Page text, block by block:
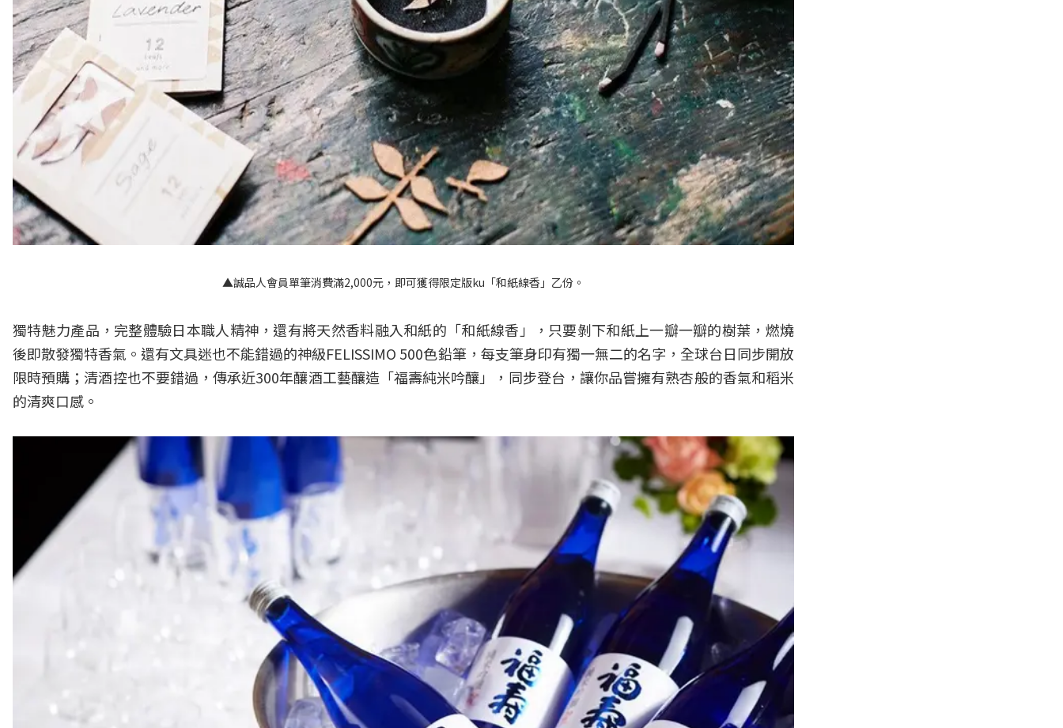
▲誠品人會員單筆消費滿2,000元，即可獲得限定版ku「和紙線香」乙份。
獨特魅力產品，完整體驗日本職人精神，還有將天然香料融入和紙的「和紙線香」，只要剝下和紙上一瓣一瓣的樹葉，燃燒
後即散發獨特香氣。還有文具迷也不能錯過的神級FELISSIMO 500色鉛筆，每支筆身印有獨一無二的名字，全球台日同步開放
限時預購；清酒控也不要錯過，傳承近300年釀酒工藝釀造「福壽純米吟釀」，同步登台，讓你品嘗擁有熟杏般的香氣和稻米
的清爽口感。